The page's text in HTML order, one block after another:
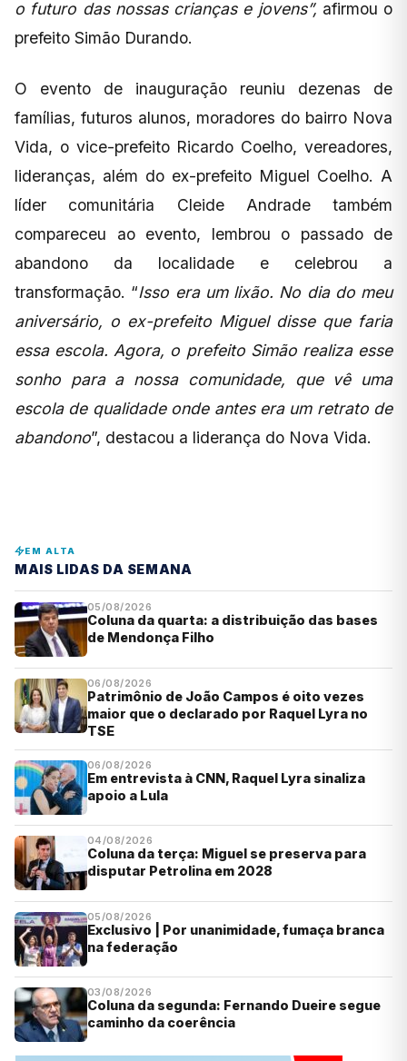
o futuro das nossas crianças e jovens”, afirmou o
prefeito Simão Durando.
O evento de inauguração reuniu dezenas de
famílias, futuros alunos, moradores do bairro Nova
Vida, o vice-prefeito Ricardo Coelho, vereadores,
lideranças, além do ex-prefeito Miguel Coelho. A
líder comunitária Cleide Andrade também
compareceu ao evento, lembrou o passado de
abandono da localidade e celebrou a
transformação. “Isso era um lixão. No dia do meu
aniversário, o ex-prefeito Miguel disse que faria
essa escola. Agora, o prefeito Simão realiza esse
sonho para a nossa comunidade, que vê uma
escola de qualidade onde antes era um retrato de
abandono”, destacou a liderança do Nova Vida.
EM ALTA
MAIS LIDAS DA SEMANA
05/08/2026
Coluna da quarta: a distribuição das bases
de Mendonça Filho
06/08/2026
Patrimônio de João Campos é oito vezes
maior que o declarado por Raquel Lyra no
TSE
06/08/2026
Em entrevista à CNN, Raquel Lyra sinaliza
apoio a Lula
04/08/2026
Coluna da terça: Miguel se preserva para
disputar Petrolina em 2028
05/08/2026
Exclusivo | Por unanimidade, fumaça branca
na federação
03/08/2026
Coluna da segunda: Fernando Dueire segue
caminho da coerência